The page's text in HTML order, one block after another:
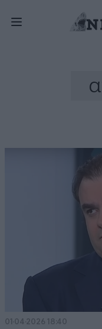
01·04·2026 18:40